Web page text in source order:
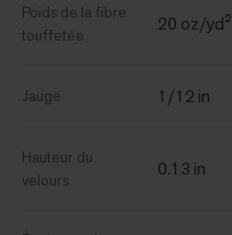
Poids de la fibre
touffetée
20 oz/yd²
Jauge 1/12 in
Hauteur du
velours
0.13 in